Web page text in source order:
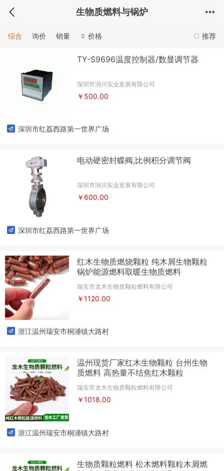
生物质燃料与锅炉
推荐
综合 询价 销量 价格
TY-S9696温度控制器/数显调节器
深圳市润川实业发展有限公司
￥500.00
深圳市红荔西路第一世界广场
电动硬密封蝶阀,比例积分调节阀
深圳市润川实业发展有限公司
￥600.00
深圳市红荔西路第一世界广场
红木生物质燃烧颗粒 纯木屑生物颗粒
锅炉能源燃料取暖生物质燃料
瑞安市龙木生物质颗粒燃料有限公司
￥1120.00
浙江温州瑞安市桐浦镇大路村
温州现货厂家红木生物颗粒 台州生物
质燃料 高热量不结焦红木颗粒
瑞安市龙木生物质颗粒燃料有限公司
￥1018.00
浙江温州瑞安市桐浦镇大路村
生物质颗粒燃料 松木燃料颗粒木屑燃